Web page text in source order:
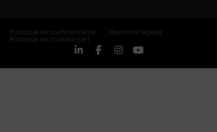
Politique de confidentialité
Mentions légales
Politique de cookies (UE)